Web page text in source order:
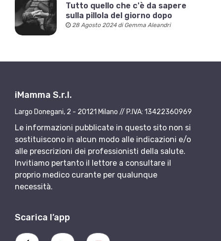
Tutto quello che c'è da sapere
sulla pillola del giorno dopo
28 Agosto 2024 di Gemma Aleandri
iMamma S.r.l.
Largo Donegani, 2 - 20121 Milano // P.IVA: 13422360969
Le informazioni pubblicate in questo sito non si
sostituiscono in alcun modo alle indicazioni e/o
alle prescrizioni dei professionisti della salute.
Invitiamo pertanto il lettore a consultare il
proprio medico curante per qualunque
necessità.
Scarica l’app